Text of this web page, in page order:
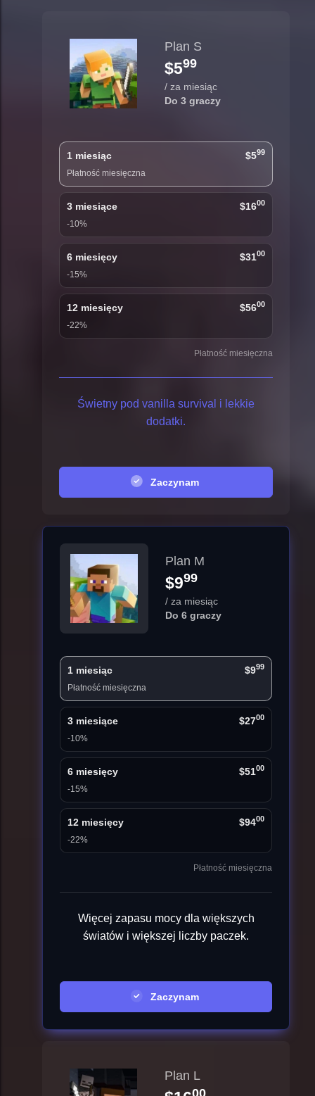
Plan S
$599
/ za miesiąc
Do 3 graczy
1 miesiąc $599
Płatność miesięczna
3 miesiące $1600
-10%
6 miesięcy $3100
-15%
12 miesięcy $5600
-22%
Płatność miesięczna
Świetny pod vanilla survival i lekkie
dodatki.
Zaczynam
Plan M
$999
/ za miesiąc
Do 6 graczy
1 miesiąc $999
Płatność miesięczna
3 miesiące $2700
-10%
6 miesięcy $5100
-15%
12 miesięcy $9400
-22%
Płatność miesięczna
Więcej zapasu mocy dla większych
światów i większej liczby paczek.
Zaczynam
Plan L
00